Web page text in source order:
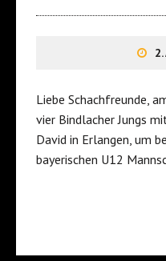
Liebe Schachfreunde,
vier Bindlacher Jungs
David in Erlangen, um
bayerischen U12